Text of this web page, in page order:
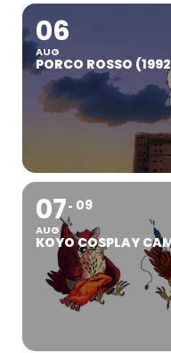
06
AUG
PORCO ROSSO
07
AUG
09
KOYO COSPLAY